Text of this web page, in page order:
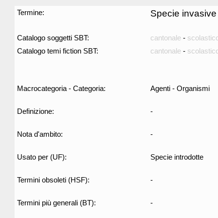
Termine: Specie invasive
Catalogo soggetti SBT: cantonale -
Catalogo temi fiction SBT:
cantonale -
Macrocategoria - Categoria: Agenti - Organismi
Definizione: -
Nota d'ambito: -
Usato per (UF): Specie introdotte
Termini obsoleti (HSF): -
Termini più generali (BT): -